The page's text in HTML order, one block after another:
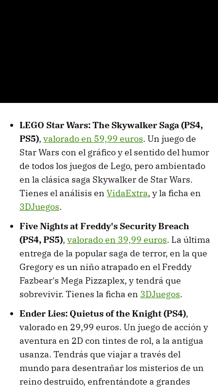
LEGO Star Wars: The Skywalker Saga (PS4,
PS5), valorado en 59,99 euros. Un juego de
Star Wars con el gráfico y el sentido del humor
de todos los juegos de Lego, pero ambientado
en la clásica saga Skywalker de Star Wars.
Tienes el análisis en VidaExtra, y la ficha en
3DJuegos.
Five Nights at Freddy's Security Breach
(PS4, PS5), valorado en 39,99 euros. La última
entrega de la popular saga de terror, en la que
Gregory es un niño atrapado en el Freddy
Fazbear's Mega Pizzaplex, y tendrá que
sobrevivir. Tienes la ficha en 3DJuegos.
Ender Lies: Quietus of the Knight (PS4),
valorado en 29,99 euros. Un juego de acción y
aventura en 2D con tintes de rol, a la antigua
usanza. Tendrás que viajar a través del
mundo para desentrañar los misterios de un
reino destruido, enfrentándote a grandes